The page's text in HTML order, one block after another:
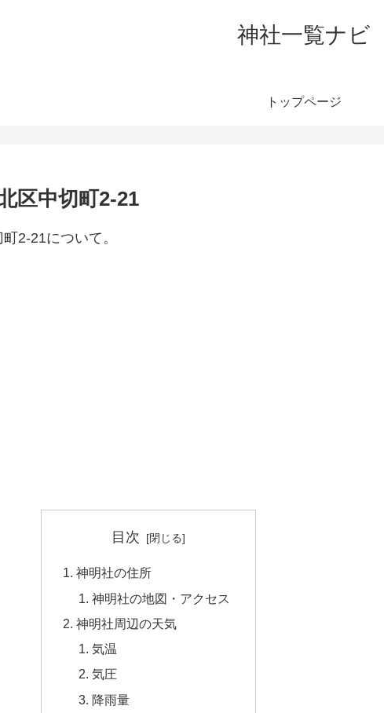
神社一覧ナビ
トップページ
区中切町2-21
2-21について。
目次
神明社の住所
神明社の地図・アクセス
神明社周辺の天気
気温
気圧
降雨量